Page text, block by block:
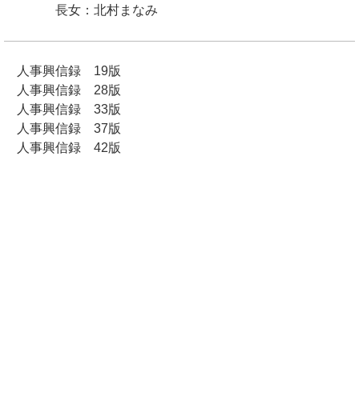
長女：北村まなみ
人事興信録 19版
人事興信録 28版
人事興信録 33版
人事興信録 37版
人事興信録 42版